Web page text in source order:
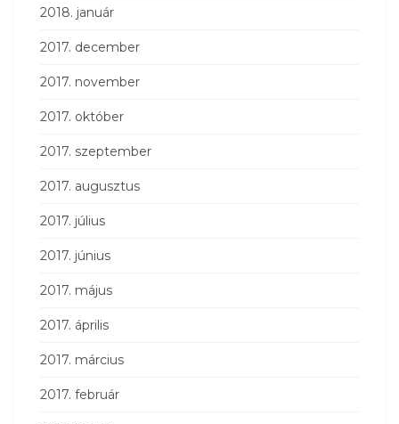
2018. január
2017. december
2017. november
2017. október
2017. szeptember
2017. augusztus
2017. július
2017. június
2017. május
2017. április
2017. március
2017. február